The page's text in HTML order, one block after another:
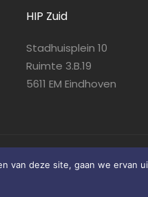
HIP Zuid
Stadhuisplein 10
Ruimte 3.B.19
5611 EM Eindhoven
van deze site, gaan we ervan